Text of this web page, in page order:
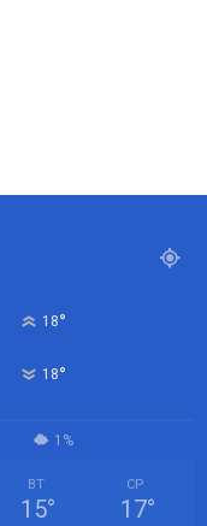
18°
18°
1%
ВТ
15°
СР
17°